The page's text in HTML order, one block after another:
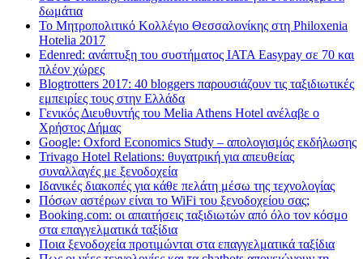
δωμάτια
Το Μητροπολιτικό Κολλέγιο Θεσσαλονίκης στη Philoxenia
Hotelia 2017
Edenred: ανάπτυξη του συστήματος IATA Easypay σε 70 και
πλέον χώρες
Blogtrotters 2017: 40 bloggers παρουσιάζουν τις ταξιδιωτικές
εμπειρίες τους στην Ελλάδα
Γενικός Διευθυντής του Melia Athens Hotel ανέλαβε ο
Χρήστος Δήμας
Google: Oxford Economics Study – απολογισμός εκδήλωσης
Trivago Hotel Relations: θυγατρική για απευθείας
συναλλαγές με ξενοδοχεία
Iδανικές διακοπές για κάθε πελάτη μέσω της τεχνολογίας
Πόσων αστέρων είναι το WiFi του ξενοδοχείου σας;
Booking.com: οι απαιτήσεις ταξιδιωτών από όλο τον κόσμο
στα επαγγελματικά ταξίδια
Ποια ξενοδοχεία προτιμώνται στα επαγγελματικά ταξίδια